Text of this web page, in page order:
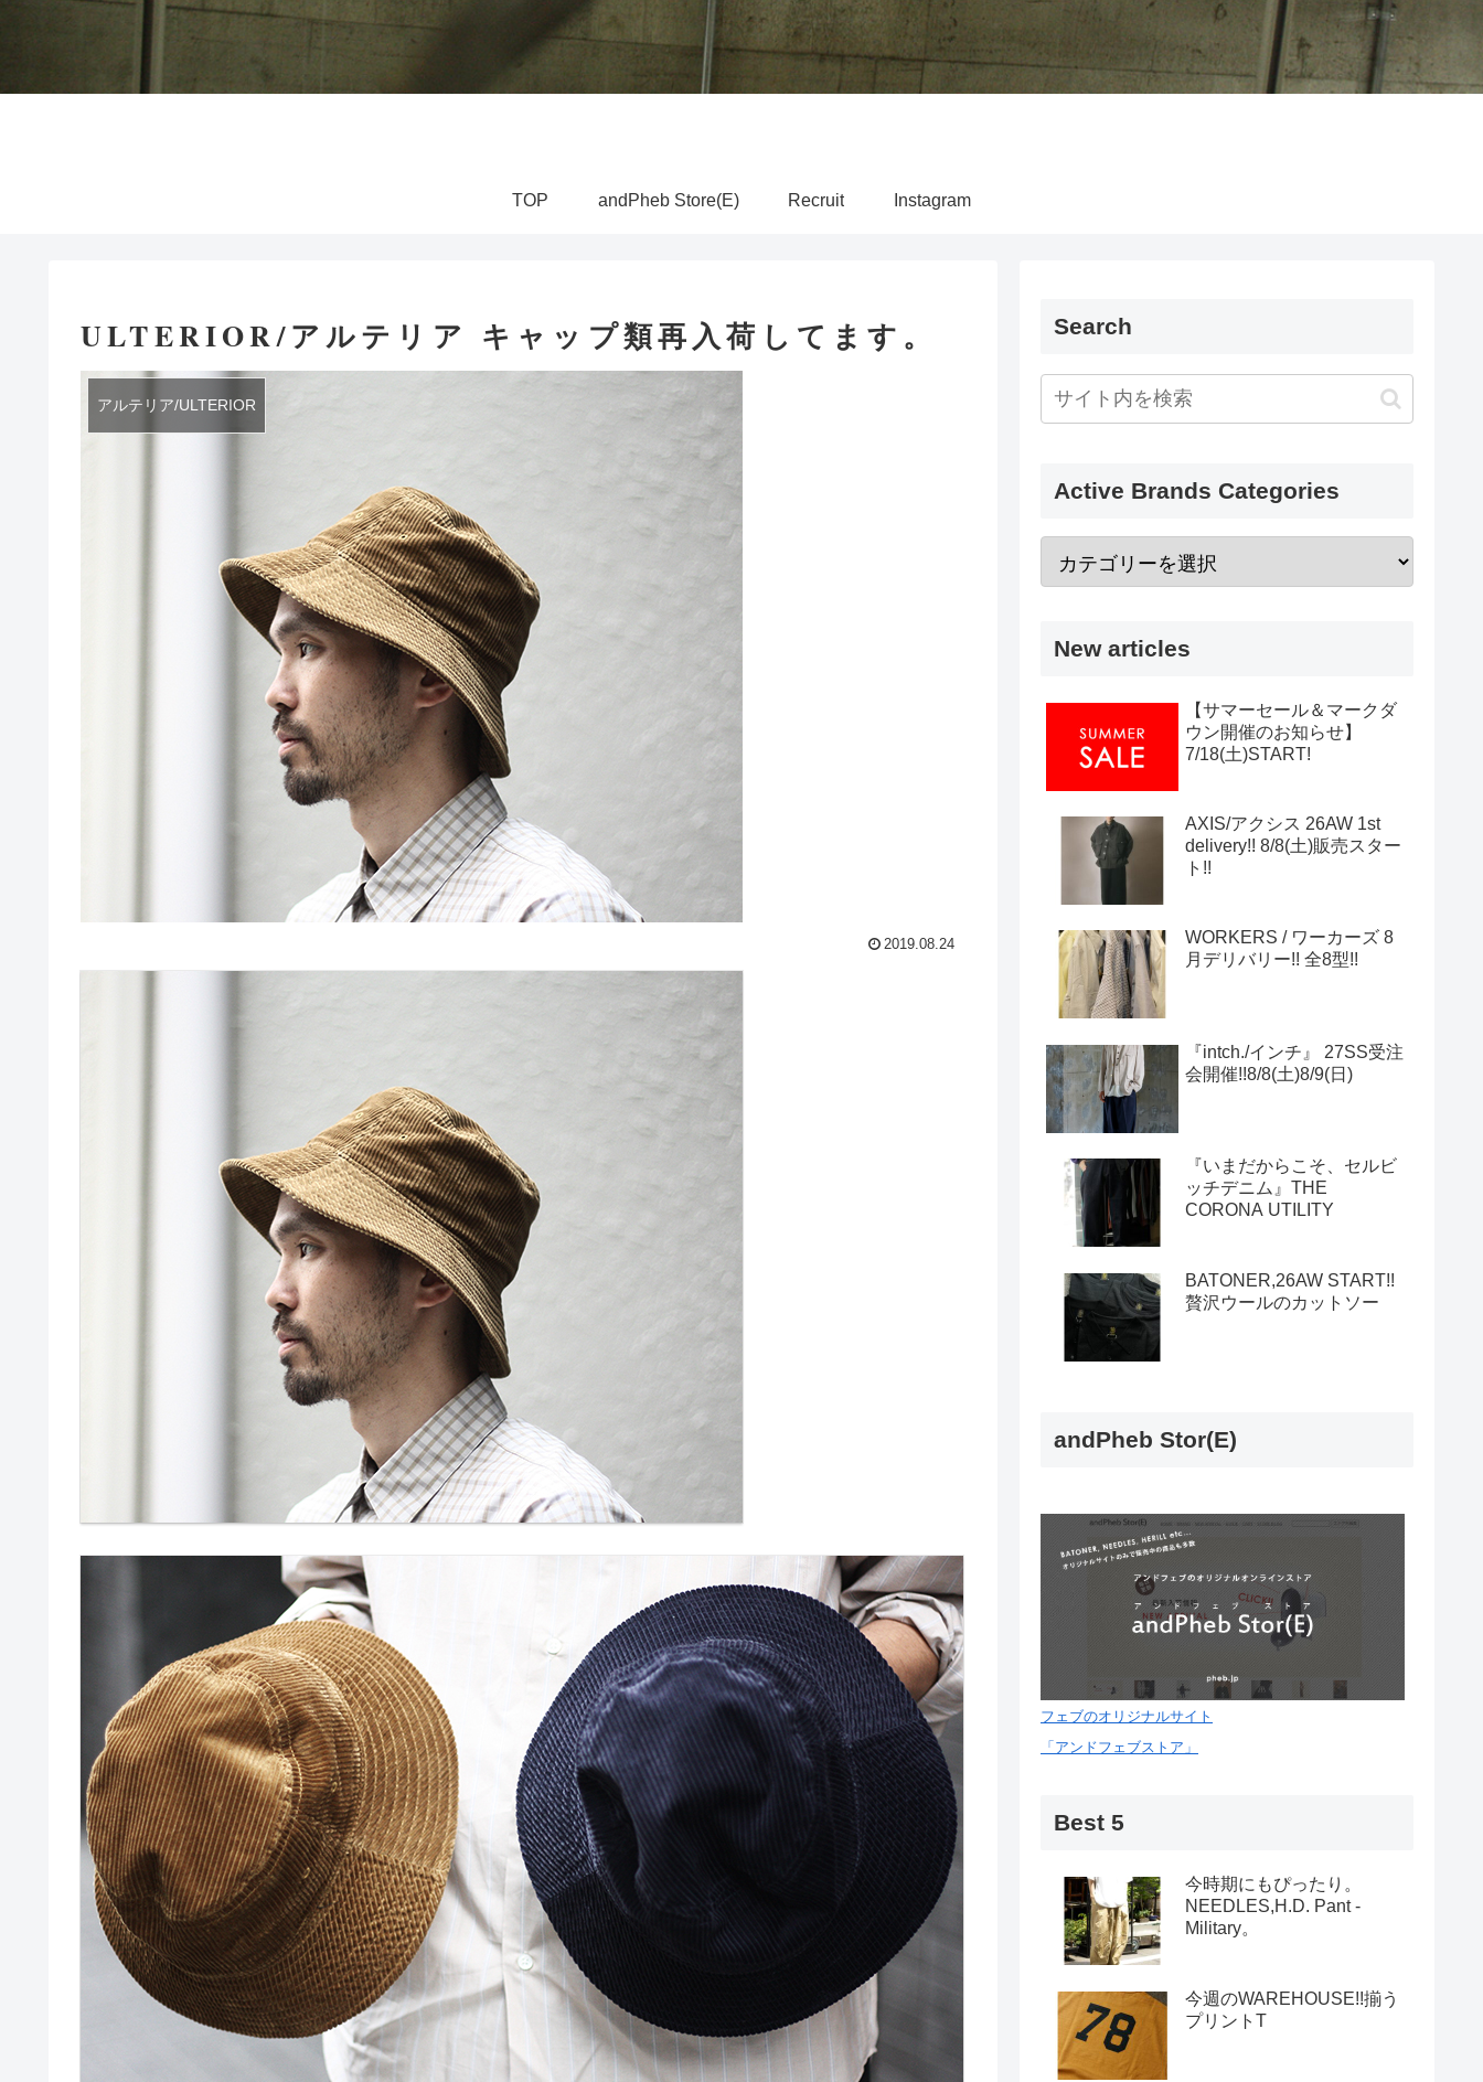
TOP andPheb Store(E) Recruit Instagram
ULTERIOR/アルテリア キャップ類再入荷してます。
アルテリア/ULTERIOR
2019.08.24
Search
Active Brands Categories
New articles
【サマーセール＆マークダ
ウン開催のお知らせ】
7/18(土)START!
AXIS/アクシス 26AW 1st
delivery!! 8/8(土)販売スター
ト!!
WORKERS / ワーカーズ 8
月デリバリー!! 全8型!!
『intch./インチ』 27SS受注
会開催!!8/8(土)8/9(日)
『いまだからこそ、セルビ
ッチデニム』THE
CORONA UTILITY
BATONER,26AW START!!
贅沢ウールのカットソー
andPheb Stor(E)
フェブのオリジナルサイト
「アンドフェブストア」
Best 5
今時期にもぴったり。
NEEDLES,H.D. Pant -
Military。
今週のWAREHOUSE!!揃う
プリントT